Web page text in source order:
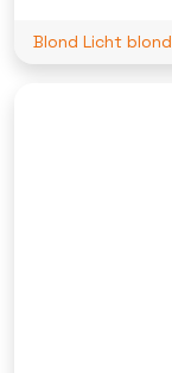
Blond Licht blond